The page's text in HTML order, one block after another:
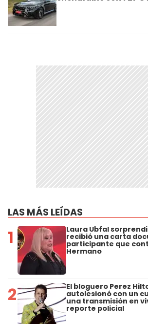
LAS MÁS LEÍDAS
1 Laura Ubfal
recibió una carta
participante que
Hermano
2 El bloguero Perez
autolesionó con un
una transmisión en
reporte policial